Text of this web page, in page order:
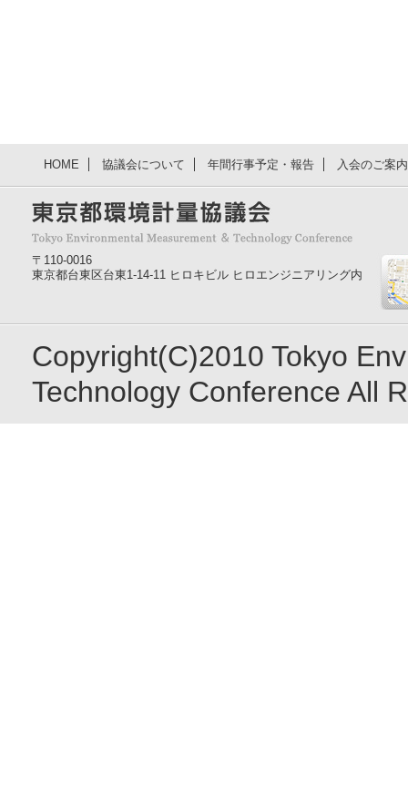
HOME 協議会について 年間行事予定・報告 入会のご案
〒110-0016
東京都台東区台東1-14-11 ヒロキビル ヒロエンジニアリング内
Copyright(C)2010 Tokyo
Technology Conference All